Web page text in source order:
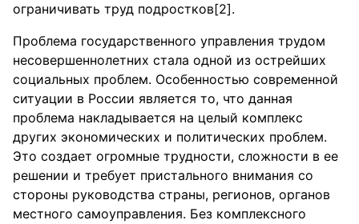
ограничивать труд подростков[2].
Проблема государственного управления трудом
несовершеннолетних стала одной из острейших
социальных проблем. Особенностью современной
ситуации в России является то, что данная
проблема накладывается на целый комплекс
других экономических и политических проблем.
Это создает огромные трудности, сложности в ее
решении и требует пристального внимания со
стороны руководства страны, регионов, органов
местного самоуправления. Без комплексного